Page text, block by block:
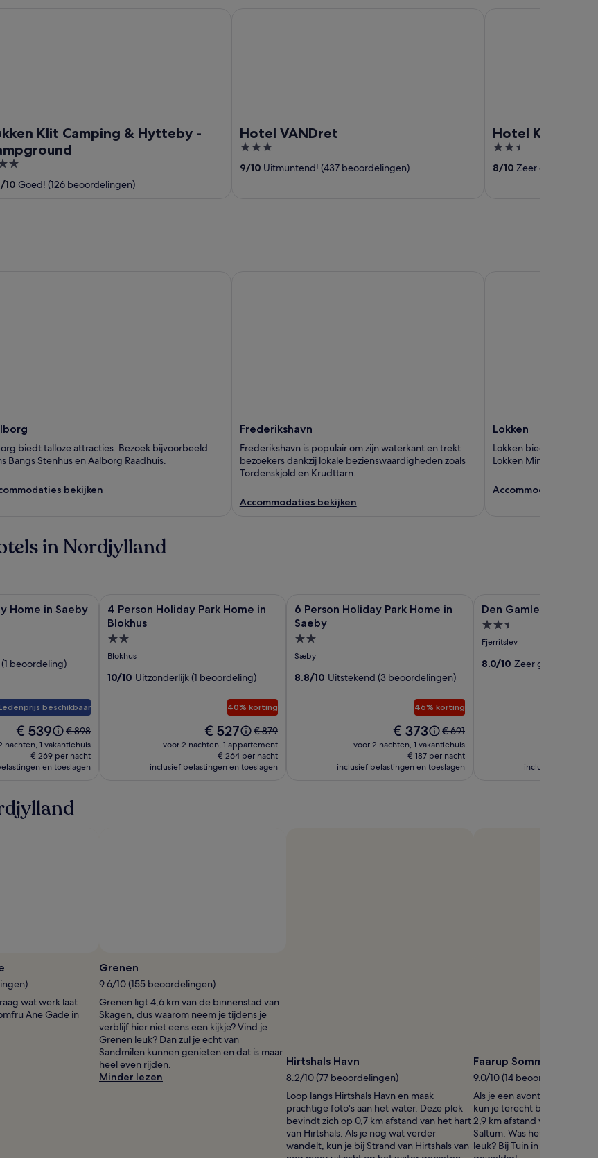
Klit Camping & Hytteby -
/10 Goed! (126 beoordelingen)
Hotel VANDret
3
out
9/10 Uitmuntend! (437 beoordelingen)
Hotel
2.5
out
8/10 Zeer goed! (150
biedt talloze attracties. Bezoek bijvoorbeeld
Bangs Stenhus en Aalborg Raadhuis.
bekijken
Frederikshavn
Frederikshavn is populair om zijn waterkant en trekt
bezoekers dankzij lokale bezienswaardigheden zoals
Tordenskjold en Krudttarn.
Accommodaties bekijken
Lokken
Lokken biedt talloze
Lokken Miniby en
Accommodaties
in Nordjylland
Home in Saeby
beoordeling)
beschikbaar
De
prijs
€ 539
€ 539
De
prijs
was
€ 898,
informatie
over
€ 898
nachten, 1 vakantiehuis
€ 269 per nacht
en toeslagen
Fotogalerie
voor
Person
Park
4 Person Holiday Park Home in
Blokhus
Accommodatie
met
sterren
Blokhus
10/10 Uitzonderlijk (1 beoordeling)
40% korting
De
prijs
€ 527
€ 527
De
prijs
was
€ 879,
€ 879
voor 2 nachten, 1 appartement
€ 264 per nacht
inclusief belastingen en toeslagen
Fotogalerie
voor
Person
Holiday
Park
6 Person Holiday Park Home in
Saeby
Accommodatie
met
sterren
Sæby
8.8/10 Uitstekend (3 beoordelingen)
46% korting
De
prijs
€ 373
€ 373
De
prijs
was
€ 691,
€ 691
voor 2 nachten, 1 vakantiehuis
€ 187 per nacht
inclusief belastingen en toeslagen
Fotogalerie
voor
Den
Gamle
Smedje
Den Gamle Smedje
Accommodatie
met
sterren
Fjerritslev
8.0/10 Zeer goed (4
inclusief
wat werk laat
Ane Gade in
Grenen
9.6/10 (155 beoordelingen)
Grenen ligt 4,6 km van de binnenstad van
Skagen, dus waarom neem je tijdens je
verblijf hier niet eens een kijkje? Vind je
Grenen leuk? Dan zul je echt van
Sandmilen kunnen genieten en dat is maar
heel even rijden.
Minder lezen
Hirtshals Havn
8.2/10 (77 beoordelingen)
Loop langs Hirtshals Havn en maak
prachtige foto's aan het water. Deze plek
bevindt zich op 0,7 km afstand van het hart
van Hirtshals. Als je nog wat verder
wandelt, kun je bij Strand van Hirtshals van
Faarup Sommerland
9.0/10 (14 beoordelingen)
Als je een avontuurlijke dag
kun je terecht bij Faarup
2,9 km afstand van het
Saltum. Was het bij Faarup
leuk? Bij Tuin in Hune wordt